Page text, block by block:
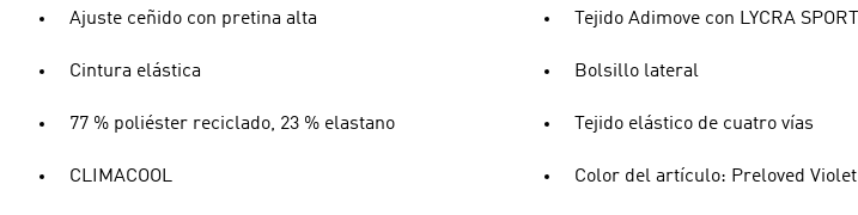
Ajuste ceñido con pretina alta
Cintura elástica
77 % poliéster reciclado, 23 % elastano
CLIMACOOL
Tejido Adimove con LYCRA SPORT
Bolsillo lateral
Tejido elástico de cuatro vías
Color del artículo: Preloved Violet